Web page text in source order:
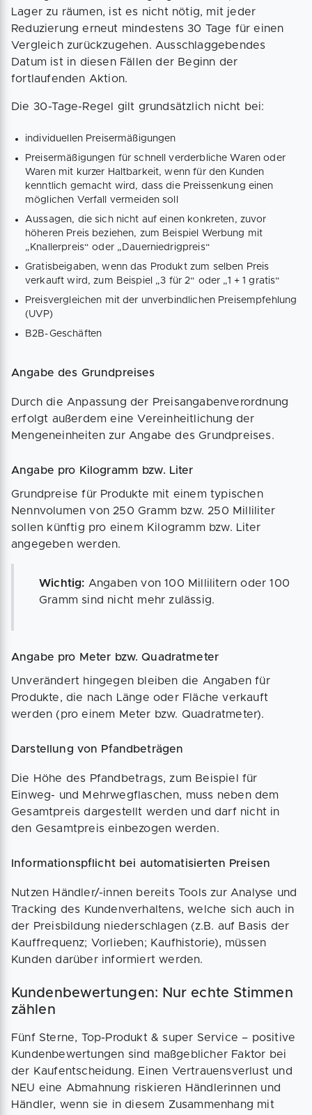
Lager zu räumen, ist es nicht nötig, mit jeder
Reduzierung erneut mindestens 30 Tage für einen
Vergleich zurückzugehen. Ausschlaggebendes
Datum ist in diesen Fällen der Beginn der
fortlaufenden Aktion.
Die 30-Tage-Regel gilt grundsätzlich nicht bei:
individuellen Preisermäßigungen
Preisermäßigungen für schnell verderbliche Waren oder
Waren mit kurzer Haltbarkeit, wenn für den Kunden
kenntlich gemacht wird, dass die Preissenkung einen
möglichen Verfall vermeiden soll
Aussagen, die sich nicht auf einen konkreten, zuvor
höheren Preis beziehen, zum Beispiel Werbung mit
„Knallerpreis“ oder „Dauerniedrigpreis“
Gratisbeigaben, wenn das Produkt zum selben Preis
verkauft wird, zum Beispiel „3 für 2“ oder „1 + 1 gratis“
Preisvergleichen mit der unverbindlichen Preisempfehlung
(UVP)
B2B-Geschäften
Angabe des Grundpreises
Durch die Anpassung der Preisangabenverordnung
erfolgt außerdem eine Vereinheitlichung der
Mengeneinheiten zur Angabe des Grundpreises.
Angabe pro Kilogramm bzw. Liter
Grundpreise für Produkte mit einem typischen
Nennvolumen von 250 Gramm bzw. 250 Milliliter
sollen künftig pro einem Kilogramm bzw. Liter
angegeben werden.
Wichtig: Angaben von 100 Millilitern oder 100
Gramm sind nicht mehr zulässig.
Angabe pro Meter bzw. Quadratmeter
Unverändert hingegen bleiben die Angaben für
Produkte, die nach Länge oder Fläche verkauft
werden (pro einem Meter bzw. Quadratmeter).
Darstellung von Pfandbeträgen
Die Höhe des Pfandbetrags, zum Beispiel für
Einweg- und Mehrwegflaschen, muss neben dem
Gesamtpreis dargestellt werden und darf nicht in
den Gesamtpreis einbezogen werden.
Informationspflicht bei automatisierten Preisen
Nutzen Händler/-innen bereits Tools zur Analyse und
Tracking des Kundenverhaltens, welche sich auch in
der Preisbildung niederschlagen (z.B. auf Basis der
Kauffrequenz; Vorlieben; Kaufhistorie), müssen
Kunden darüber informiert werden.
Kundenbewertungen: Nur echte Stimmen
zählen
Fünf Sterne, Top-Produkt & super Service – positive
Kundenbewertungen sind maßgeblicher Faktor bei
der Kaufentscheidung. Einen Vertrauensverlust und
NEU eine Abmahnung riskieren Händlerinnen und
Händler, wenn sie in diesem Zusammenhang mit